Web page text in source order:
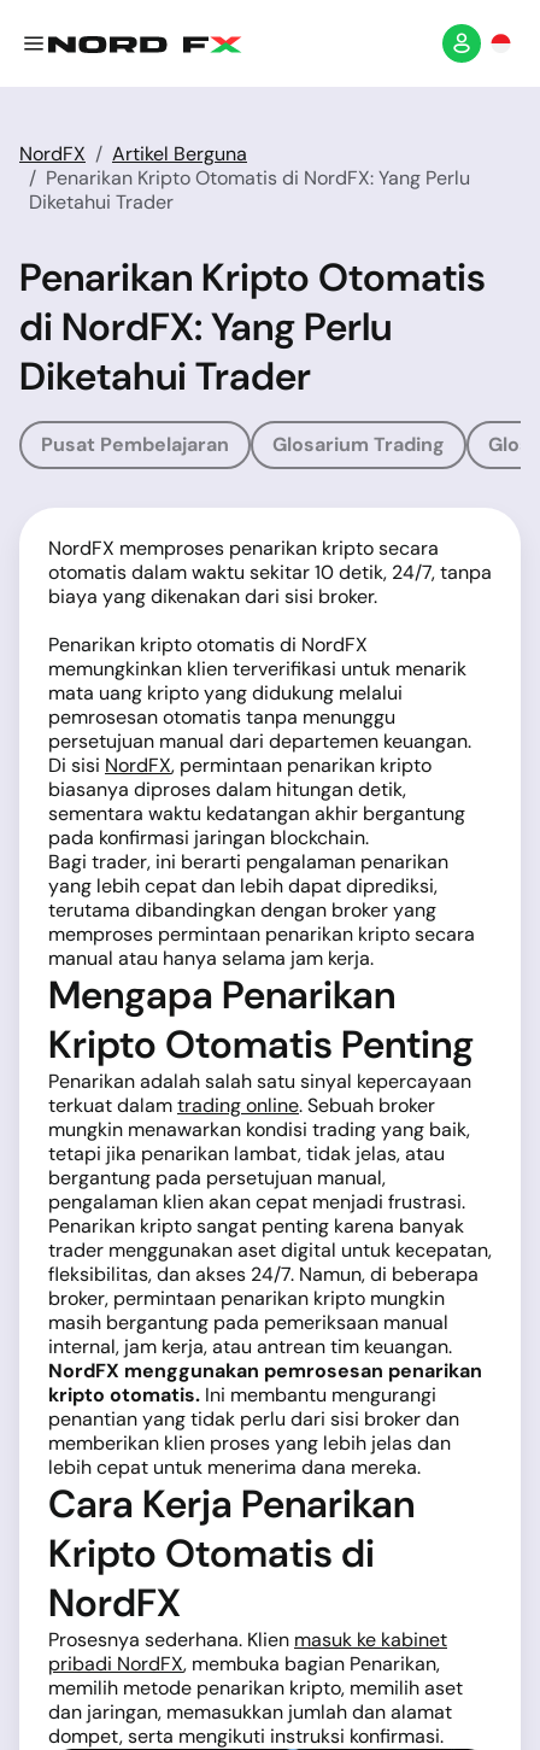
NordFX
Artikel Berguna
Penarikan Kripto Otomatis di NordFX: Yang Perlu
Diketahui Trader
Penarikan Kripto Otomatis
di NordFX: Yang Perlu
Diketahui Trader
Pusat Pembelajaran Glosarium Trading
NordFX memproses penarikan kripto secara
otomatis dalam waktu sekitar 10 detik, 24/7, tanpa
biaya yang dikenakan dari sisi broker.
Penarikan kripto otomatis di NordFX
memungkinkan klien terverifikasi untuk menarik
mata uang kripto yang didukung melalui
pemrosesan otomatis tanpa menunggu
persetujuan manual dari departemen keuangan.
Di sisi NordFX, permintaan penarikan kripto
biasanya diproses dalam hitungan detik,
sementara waktu kedatangan akhir bergantung
pada konfirmasi jaringan blockchain.
Bagi trader, ini berarti pengalaman penarikan
yang lebih cepat dan lebih dapat diprediksi,
terutama dibandingkan dengan broker yang
memproses permintaan penarikan kripto secara
manual atau hanya selama jam kerja.
Mengapa Penarikan
Kripto Otomatis Penting
Penarikan adalah salah satu sinyal kepercayaan
terkuat dalamtrading online. Sebuah broker
mungkin menawarkan kondisi trading yang baik,
tetapi jika penarikan lambat, tidak jelas, atau
bergantung pada persetujuan manual,
pengalaman klien akan cepat menjadi frustrasi.
Penarikan kripto sangat penting karena banyak
trader menggunakan aset digital untuk kecepatan,
fleksibilitas, dan akses 24/7. Namun, di beberapa
broker, permintaan penarikan kripto mungkin
masih bergantung pada pemeriksaan manual
internal, jam kerja, atau antrean tim keuangan.
NordFX menggunakan pemrosesan penarikan
kripto otomatis. Ini membantu mengurangi
penantian yang tidak perlu dari sisi broker dan
memberikan klien proses yang lebih jelas dan
lebih cepat untuk menerima dana mereka.
Cara Kerja Penarikan
Kripto Otomatis di
NordFX
Prosesnya sederhana. Klien masuk ke kabinet
pribadi NordFX, membuka bagian Penarikan,
memilih metode penarikan kripto, memilih aset
dan jaringan, memasukkan jumlah dan alamat
dompet, serta mengikuti instruksi konfirmasi.